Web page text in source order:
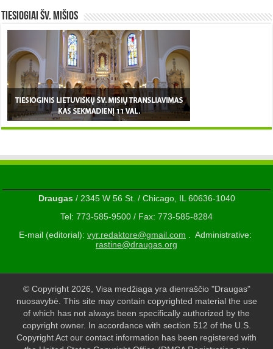
TIESIOGIAI šv. MIŠIOS
Draugas/ 2345 W 56 St. / Chicago, IL 60636-1040
Tel: 773-585-9500 / Fax: 773-585-8284
E-mail (editorial): vyr.redaktore@gmail.com . Administrative:
rastine@draugas.org
© Copyright 2026, Visa medžiaga yra dienraščio "Draugas"
nuosavybė. This site may contain copyrighted material the use
of which has not always been specifically authorized by the
copyright owner. In accordance with section 512 of the U.S.
Copyright Act our contact information has been registered with